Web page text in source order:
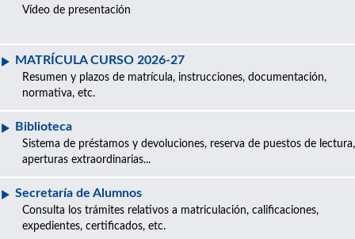
Vídeo de presentación
MATRÍCULA CURSO 2026-27
Resumen y plazos de matrícula, instrucciones, documentación,
normativa, etc.
Biblioteca
Sistema de préstamos y devoluciones, reserva de puestos de lectura,
aperturas extraordinarias...
Secretaría de Alumnos
Consulta los trámites relativos a matriculación, calificaciones,
expedientes, certificados, etc.